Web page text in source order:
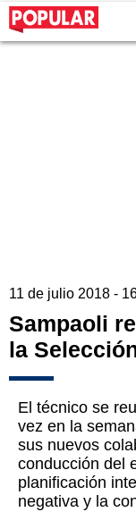
11 de julio 2018 -
Sampaoli
la
El técnico se
vez en la
sus nuevos
conducción del
planificación
negativa y la